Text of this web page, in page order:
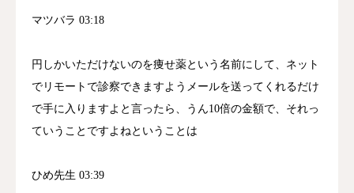
マツバラ 03:18
円しかいただけないのを痩せ薬という名前にして、ネット
でリモートで診察できますようメールを送ってくれるだけ
で手に入りますよと言ったら、うん10倍の金額で、それっ
ていうことですよねということは
ひめ先生 03:39